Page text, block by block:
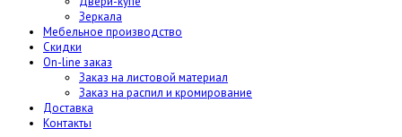
Зеркала
Мебельное производство
Скидки
On-line заказ
Заказ на листовой материал
Заказ на распил и кромирование
Доставка
Контакты